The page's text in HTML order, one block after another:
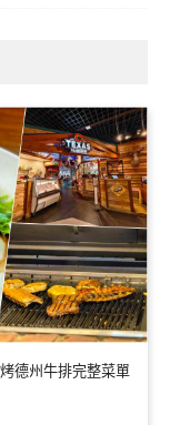
德州牛排完整菜單